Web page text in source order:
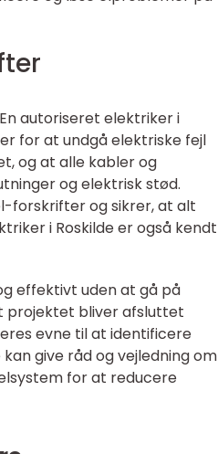
autoriseret elektriker i
for at undgå elektriske fejl
og at alle kabler og
og elektrisk stød.
forskrifter og sikrer, at alt
i Roskilde er også kendt
effektivt uden at gå på
projektet bliver afsluttet
evne til at identificere
give råd og vejledning om
for at reducere